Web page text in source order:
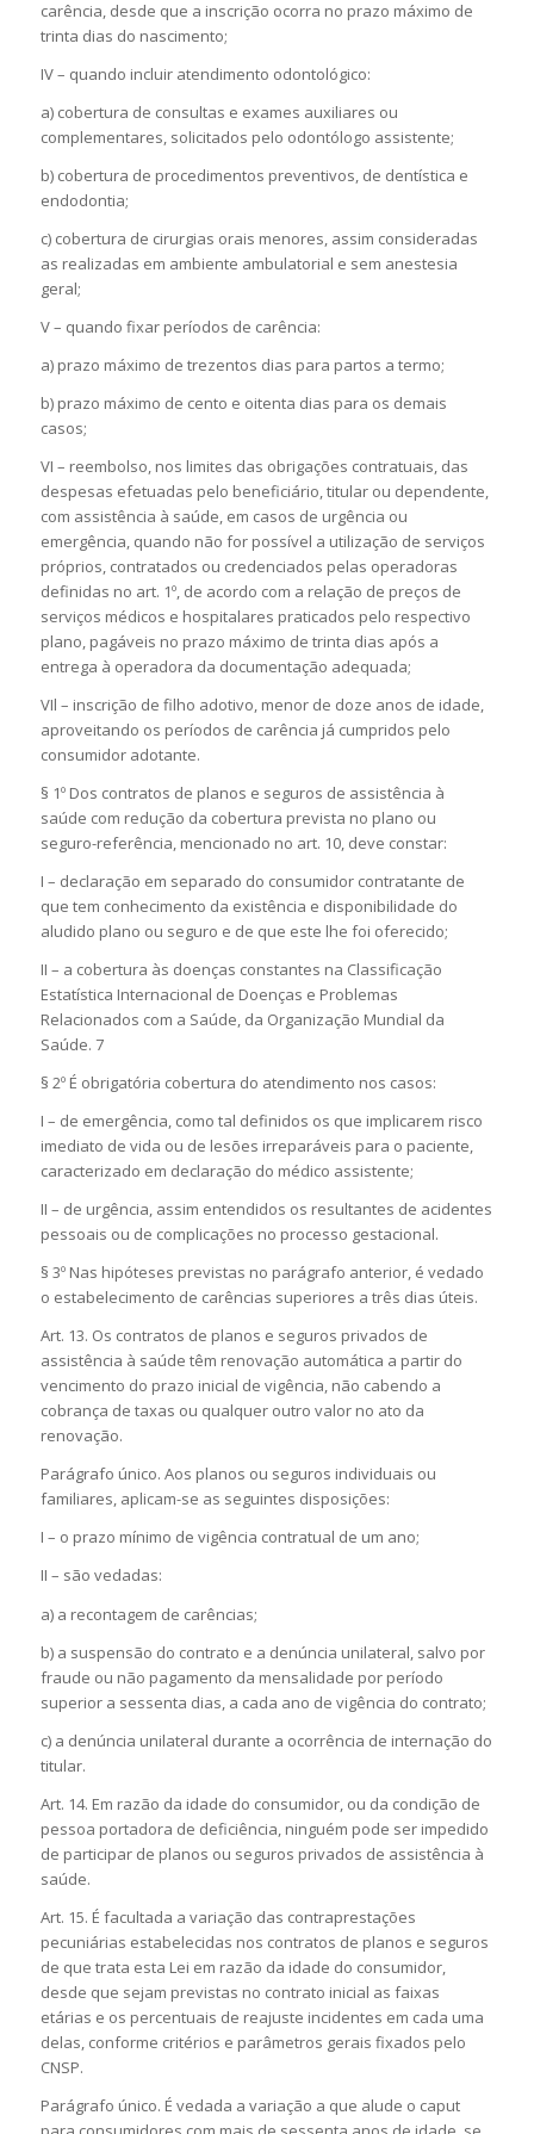
carência, desde que a inscrição ocorra no prazo máximo de
trinta dias do nascimento;
IV – quando incluir atendimento odontológico:
a) cobertura de consultas e exames auxiliares ou
complementares, solicitados pelo odontólogo assistente;
b) cobertura de procedimentos preventivos, de dentística e
endodontia;
c) cobertura de cirurgias orais menores, assim consideradas
as realizadas em ambiente ambulatorial e sem anestesia
geral;
V – quando fixar períodos de carência:
a) prazo máximo de trezentos dias para partos a termo;
b) prazo máximo de cento e oitenta dias para os demais
casos;
VI – reembolso, nos limites das obrigações contratuais, das
despesas efetuadas pelo beneficiário, titular ou dependente,
com assistência à saúde, em casos de urgência ou
emergência, quando não for possível a utilização de serviços
próprios, contratados ou credenciados pelas operadoras
definidas no art. 1º, de acordo com a relação de preços de
serviços médicos e hospitalares praticados pelo respectivo
plano, pagáveis no prazo máximo de trinta dias após a
entrega à operadora da documentação adequada;
VIl – inscrição de filho adotivo, menor de doze anos de idade,
aproveitando os períodos de carência já cumpridos pelo
consumidor adotante.
§ 1º Dos contratos de planos e seguros de assistência à
saúde com redução da cobertura prevista no plano ou
seguro-referência, mencionado no art. 10, deve constar:
I – declaração em separado do consumidor contratante de
que tem conhecimento da existência e disponibilidade do
aludido plano ou seguro e de que este lhe foi oferecido;
II – a cobertura às doenças constantes na Classificação
Estatística Internacional de Doenças e Problemas
Relacionados com a Saúde, da Organização Mundial da
Saúde. 7
§ 2º É obrigatória cobertura do atendimento nos casos:
I – de emergência, como tal definidos os que implicarem risco
imediato de vida ou de lesões irreparáveis para o paciente,
caracterizado em declaração do médico assistente;
II – de urgência, assim entendidos os resultantes de acidentes
pessoais ou de complicações no processo gestacional.
§ 3º Nas hipóteses previstas no parágrafo anterior, é vedado
o estabelecimento de carências superiores a três dias úteis.
Art. 13. Os contratos de planos e seguros privados de
assistência à saúde têm renovação automática a partir do
vencimento do prazo inicial de vigência, não cabendo a
cobrança de taxas ou qualquer outro valor no ato da
renovação.
Parágrafo único. Aos planos ou seguros individuais ou
familiares, aplicam-se as seguintes disposições:
I – o prazo mínimo de vigência contratual de um ano;
II – são vedadas:
a) a recontagem de carências;
b) a suspensão do contrato e a denúncia unilateral, salvo por
fraude ou não pagamento da mensalidade por período
superior a sessenta dias, a cada ano de vigência do contrato;
c) a denúncia unilateral durante a ocorrência de internação do
titular.
Art. 14. Em razão da idade do consumidor, ou da condição de
pessoa portadora de deficiência, ninguém pode ser impedido
de participar de planos ou seguros privados de assistência à
saúde.
Art. 15. É facultada a variação das contraprestações
pecuniárias estabelecidas nos contratos de planos e seguros
de que trata esta Lei em razão da idade do consumidor,
desde que sejam previstas no contrato inicial as faixas
etárias e os percentuais de reajuste incidentes em cada uma
delas, conforme critérios e parâmetros gerais fixados pelo
CNSP.
Parágrafo único. É vedada a variação a que alude o caput